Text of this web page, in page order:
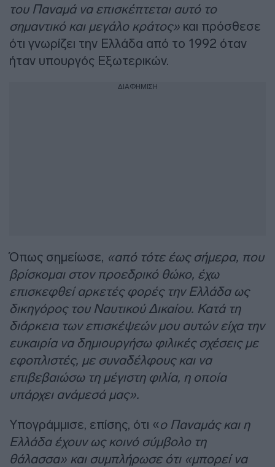
του Παναμά να επισκέπτεται αυτό το
σημαντικό και μεγάλο κράτος» και πρόσθεσε
ότι γνωρίζει την Ελλάδα από το 1992 όταν
ήταν υπουργός Εξωτερικών.
ΔΙΑΦΗΜΙΣΗ
Όπως σημείωσε, «από τότε έως σήμερα, που
βρίσκομαι στον προεδρικό θώκο, έχω
επισκεφθεί αρκετές φορές την Ελλάδα ως
δικηγόρος του Ναυτικού Δικαίου. Κατά τη
διάρκεια των επισκέψεών μου αυτών είχα την
ευκαιρία να δημιουργήσω φιλικές σχέσεις με
εφοπλιστές, με συναδέλφους και να
επιβεβαιώσω τη μέγιστη φιλία, η οποία
υπάρχει ανάμεσά μας».
Υπογράμμισε, επίσης, ότι «ο Παναμάς και η
Ελλάδα έχουν ως κοινό σύμβολο τη
θάλασσα» και συμπλήρωσε ότι «μπορεί να